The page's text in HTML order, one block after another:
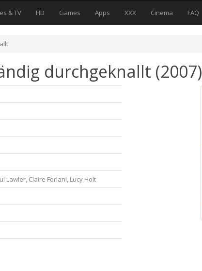
& TV HD Games Apps XXX Cinema FAQ
durchgeknallt (2007)
Lawler, Claire Forlani, Lucy Holt